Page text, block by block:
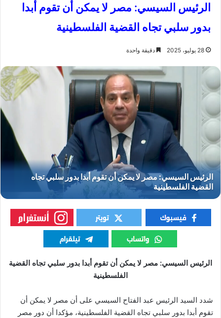
الرئيس السيسي: مصر لا يمكن أن تقوم أبدا
بدور سلبي تجاه القضية الفلسطينية
28 يوليو، 2025 دقيقة واحدة
الرئيس السيسي: مصر لا يمكن أن تقوم أبدا بدور سلبي تجاه القضية
الفلسطينية
شدد السيد الرئيس عبد الفتاح السيسي على أن مصر لا يمكن أن
تقوم أبدا بدور سلبي تجاه القضية الفلسطينية، مؤكدا أن دور مصر